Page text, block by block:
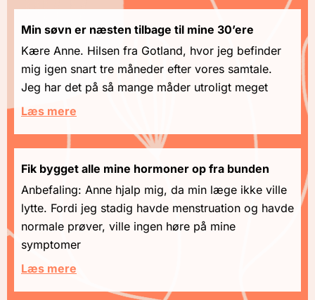
Min søvn er næsten tilbage til mine 30’ere
Kære Anne. Hilsen fra Gotland, hvor jeg befinder
mig igen snart tre måneder efter vores samtale.
Jeg har det på så mange måder utroligt meget
Læs mere
Fik bygget alle mine hormoner op fra bunden
Anbefaling: Anne hjalp mig, da min læge ikke ville
lytte. Fordi jeg stadig havde menstruation og havde
normale prøver, ville ingen høre på mine
symptomer
Læs mere